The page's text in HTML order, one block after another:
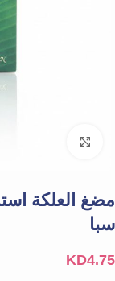
مضغ العلكة
سبا
KD4.75